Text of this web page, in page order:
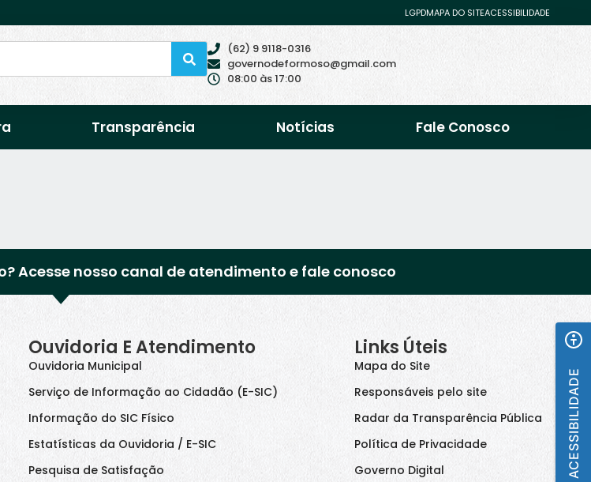
LGPDMAPA DO SITEACESSIBILIDADE
(62) 9 9118-0316
governodeformoso@gmail.com
08:00 às 17:00
Transparência Notícias Fale Conosco
Acesse nosso canal de atendimento e fale conosco
Ouvidoria E Atendimento
Ouvidoria Municipal
Serviço de Informação ao Cidadão (E-SIC)
Informação do SIC Físico
Estatísticas da Ouvidoria / E-SIC
Pesquisa de Satisfação
Links Úteis
Mapa do Site
Responsáveis pelo site
Radar da Transparência Pública
Política de Privacidade
Governo Digital
ACESSIBILIDADE